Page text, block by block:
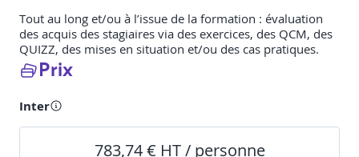
Tout au long et/ou à l’issue de la formation : évaluation
des acquis des stagiaires via des exercices, des QCM, des
QUIZZ, des mises en situation et/ou des cas pratiques.
Prix
Inter
783,74 € HT / personne